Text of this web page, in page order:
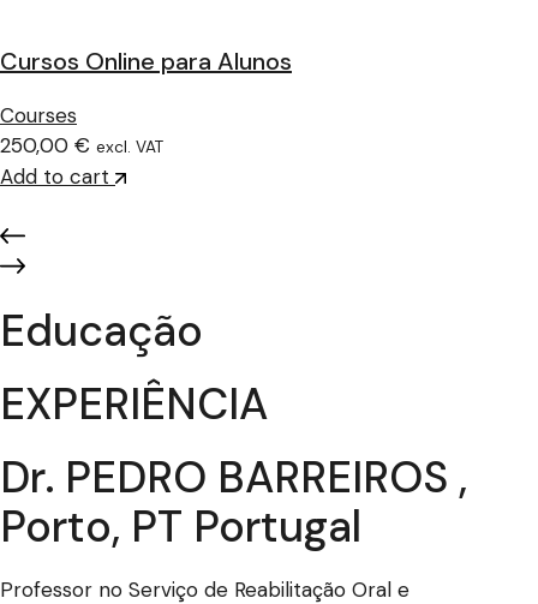
Cursos Online para Alunos
Courses
250,00 € excl. VAT
Add to cart
Educação
EXPERIÊNCIA
Dr. PEDRO BARREIROS ,
Porto, PT Portugal
Professor no Serviço de Reabilitação Oral e